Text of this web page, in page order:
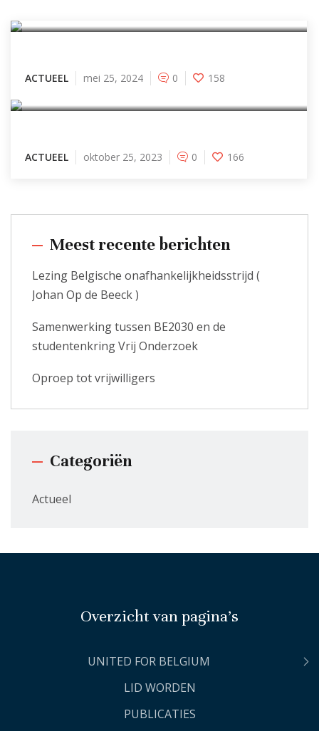
Meest recente berichten
Lezing Belgische onafhankelijkheidsstrijd (
Johan Op de Beeck )
Samenwerking tussen BE2030 en de
studentenkring Vrij Onderzoek
Oproep tot vrijwilligers
Categoriën
Actueel
ACTUEEL mei 25, 2024 0 158
de studentenkring Vrij Onderzoek
ACTUEEL oktober 25, 2023 0 166
Overzicht van pagina’s
UNITED FOR BELGIUM
LID WORDEN
PUBLICATIES